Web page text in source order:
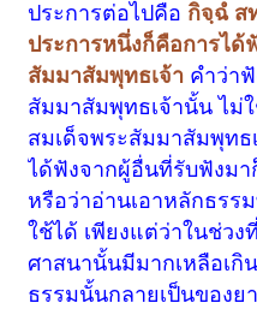
ประการต่อไปคือ กิจฺฉํ ส
ประการหนึ่งก็คือการได้
สัมมาสัมพุทธเจ้า คำว่า
สัมมาสัมพุทธเจ้านั้น ไม่
สมเด็จพระสัมมาสัมพุทธ
ได้ฟังจากผู้อื่นที่รับฟังม
หรือว่าอ่านเอาหลักธรร
ใช้ได้ เพียงแต่ว่าในช่ว
ศาสนานั้นมีมากเหลือเกิ
ธรรมนั้นกลายเป็นของย